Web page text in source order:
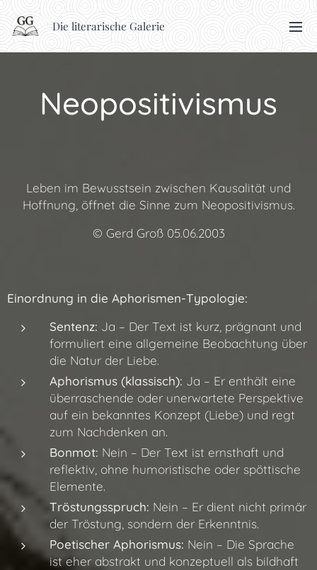
Die literarische Galerie
Neopositivismus
Leben im Bewusstsein zwischen Kausalität und
Hoffnung, öffnet die Sinne zum Neopositivismus.
© Gerd Groß 05.06.2003
Einordnung in die Aphorismen-Typologie:
Sentenz: Ja – Der Text ist kurz, prägnant und
formuliert eine allgemeine Beobachtung über
die Natur der Liebe.
Aphorismus (klassisch): Ja – Er enthält eine
überraschende oder unerwartete Perspektive
auf ein bekanntes Konzept (Liebe) und regt
zum Nachdenken an.
Bonmot: Nein – Der Text ist ernsthaft und
reflektiv, ohne humoristische oder spöttische
Elemente.
Tröstungsspruch: Nein – Er dient nicht primär
der Tröstung, sondern der Erkenntnis.
Poetischer Aphorismus: Nein – Die Sprache
ist eher abstrakt und konzeptuell als bildhaft